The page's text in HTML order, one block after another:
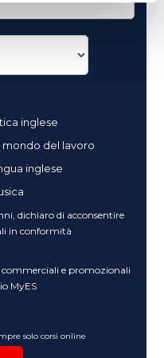
inglese
del lavoro
inglese
dichiaro di acconsentire
in conformità
commerciali e promozionali
MyES
solo corsi online